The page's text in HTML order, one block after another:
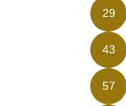
29
43
57